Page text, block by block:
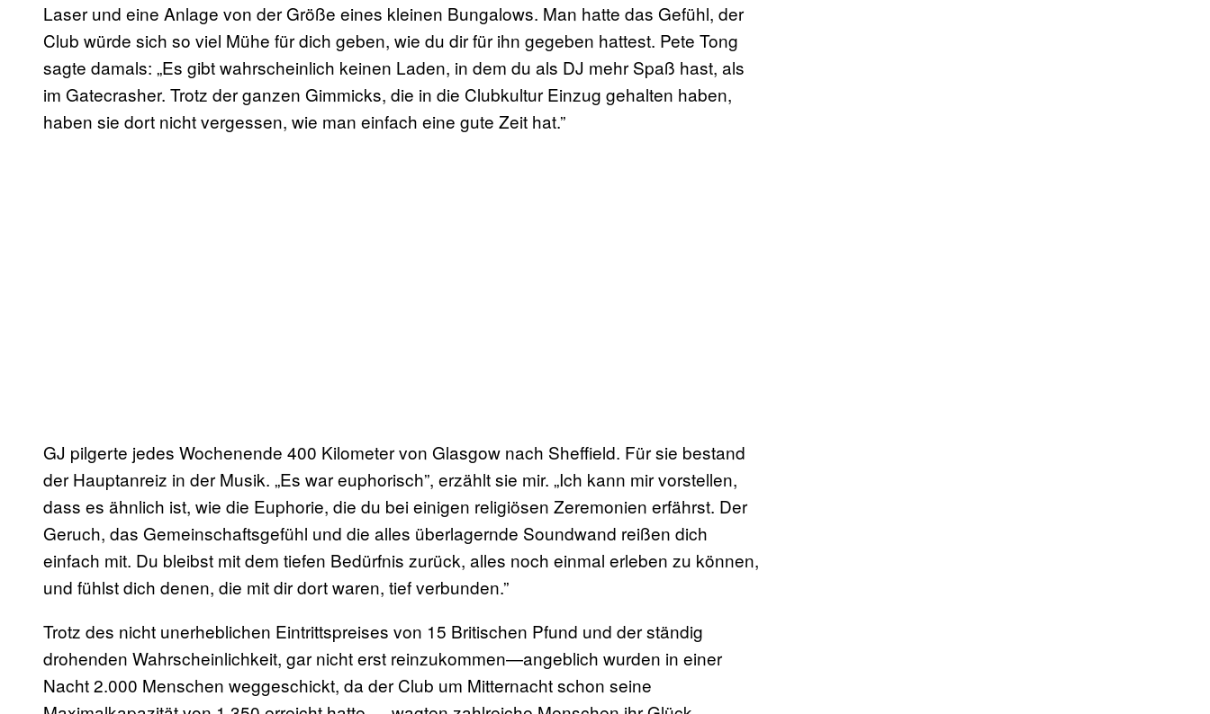
Laser und eine Anlage von der Größe eines kleinen Bungalows. Man hatte das Gefühl, der
Club würde sich so viel Mühe für dich geben, wie du dir für ihn gegeben hattest. Pete Tong
sagte damals: „Es gibt wahrscheinlich keinen Laden, in dem du als DJ mehr Spaß hast, als
im Gatecrasher. Trotz der ganzen Gimmicks, die in die Clubkultur Einzug gehalten haben,
haben sie dort nicht vergessen, wie man einfach eine gute Zeit hat.”
GJ pilgerte jedes Wochenende 400 Kilometer von Glasgow nach Sheffield. Für sie bestand
der Hauptanreiz in der Musik. „Es war euphorisch”, erzählt sie mir. „Ich kann mir vorstellen,
dass es ähnlich ist, wie die Euphorie, die du bei einigen religiösen Zeremonien erfährst. Der
Geruch, das Gemeinschaftsgefühl und die alles überlagernde Soundwand reißen dich
einfach mit. Du bleibst mit dem tiefen Bedürfnis zurück, alles noch einmal erleben zu können,
und fühlst dich denen, die mit dir dort waren, tief verbunden.”
Trotz des nicht unerheblichen Eintrittspreises von 15 Britischen Pfund und der ständig
drohenden Wahrscheinlichkeit, gar nicht erst reinzukommen—angeblich wurden in einer
Nacht 2.000 Menschen weggeschickt, da der Club um Mitternacht schon seine